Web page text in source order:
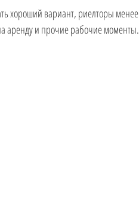
аренду и прочие рабочие моменты.